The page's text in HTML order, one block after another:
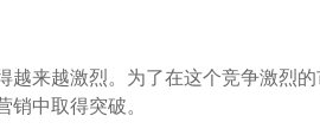
越来越激烈。为了在这个竞争激烈
中取得突破。